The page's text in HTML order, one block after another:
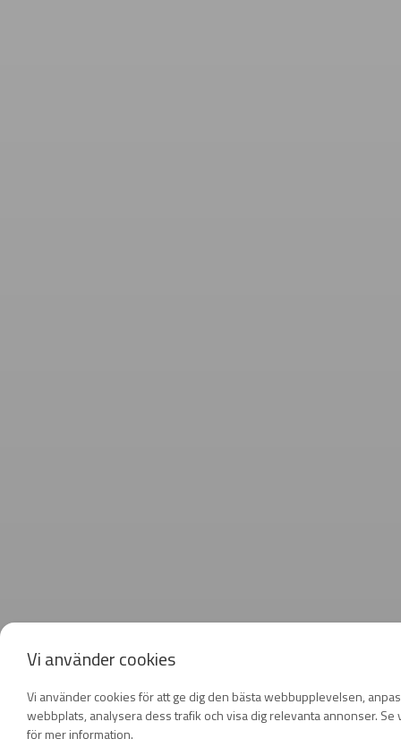
Vi använder cookies
Vi använder cookies för att ge dig den bästa webbupplevelsen,
webbplats, analysera dess trafik och visa dig relevanta annonser.
för mer information.